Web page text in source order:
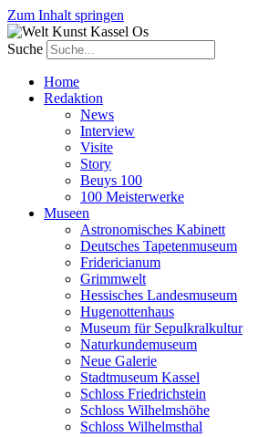
Zum Inhalt springen
Suche
Home
Redaktion
News
Interview
Visite
Story
Beuys 100
100 Meisterwerke
Museen
Astronomisches Kabinett
Deutsches Tapetenmuseum
Fridericianum
Grimmwelt
Hessisches Landesmuseum
Hugenottenhaus
Museum für Sepulkralkultur
Naturkundemuseum
Neue Galerie
Stadtmuseum Kassel
Schloss Friedrichstein
Schloss Wilhelmshöhe
Schloss Wilhelmsthal